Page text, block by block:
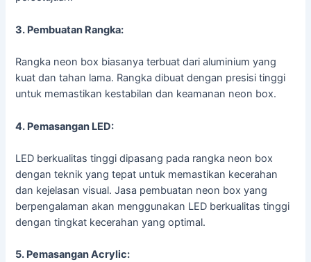
3. Pembuatan Rangka:
Rangka neon box biasanya terbuat dari aluminium yang
kuat dan tahan lama. Rangka dibuat dengan presisi tinggi
untuk memastikan kestabilan dan keamanan neon box.
4. Pemasangan LED:
LED berkualitas tinggi dipasang pada rangka neon box
dengan teknik yang tepat untuk memastikan kecerahan
dan kejelasan visual. Jasa pembuatan neon box yang
berpengalaman akan menggunakan LED berkualitas tinggi
dengan tingkat kecerahan yang optimal.
5. Pemasangan Acrylic: